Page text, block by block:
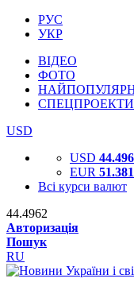
РУС
УКР
ВІДЕО
ФОТО
СПЕЦПРОЕКТИ
USD
USD
EUR
Всі курси валют
44.4962
Авторизація
Пошук
RU